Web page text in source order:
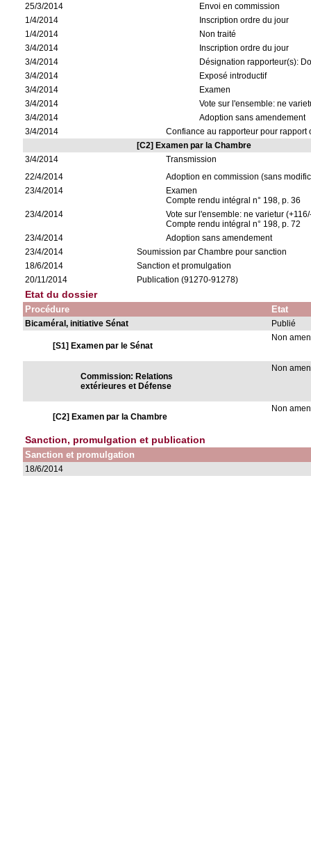
25/3/2014
Envoi en commission
1/4/2014
Inscription ordre du jour
1/4/2014
Non traité
3/4/2014
Inscription ordre du jour
3/4/2014
Désignation rapporteur(s):
3/4/2014
Exposé introductif
3/4/2014
Examen
3/4/2014
Vote sur l'ensemble: ne
3/4/2014
Adoption sans amendement
3/4/2014
Confiance au rapporteur pour rapport
[C2] Examen par la Chambre
3/4/2014
Transmission
22/4/2014
Adoption en commission (sans
23/4/2014
Examen
Compte rendu intégral n° 198, p. 36
23/4/2014
Vote sur l'ensemble: ne varietur
Compte rendu intégral n° 198, p. 72
23/4/2014
Adoption sans amendement
23/4/2014
Soumission par Chambre pour sanction
18/6/2014
Sanction et promulgation
20/11/2014
Publication (91270-91278)
Etat du dossier
Procédure Etat
Bicaméral, initiative Sénat Publié
[S1] Examen par le Sénat
Non
Commission: Relations
extérieures et Défense
Non
[C2] Examen par la Chambre
Non
Sanction, promulgation et publication
Sanction et promulgation
18/6/2014